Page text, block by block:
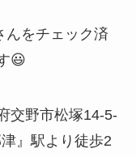
んをチェック済
😃
交野市松塚14-5-
』駅より徒歩2